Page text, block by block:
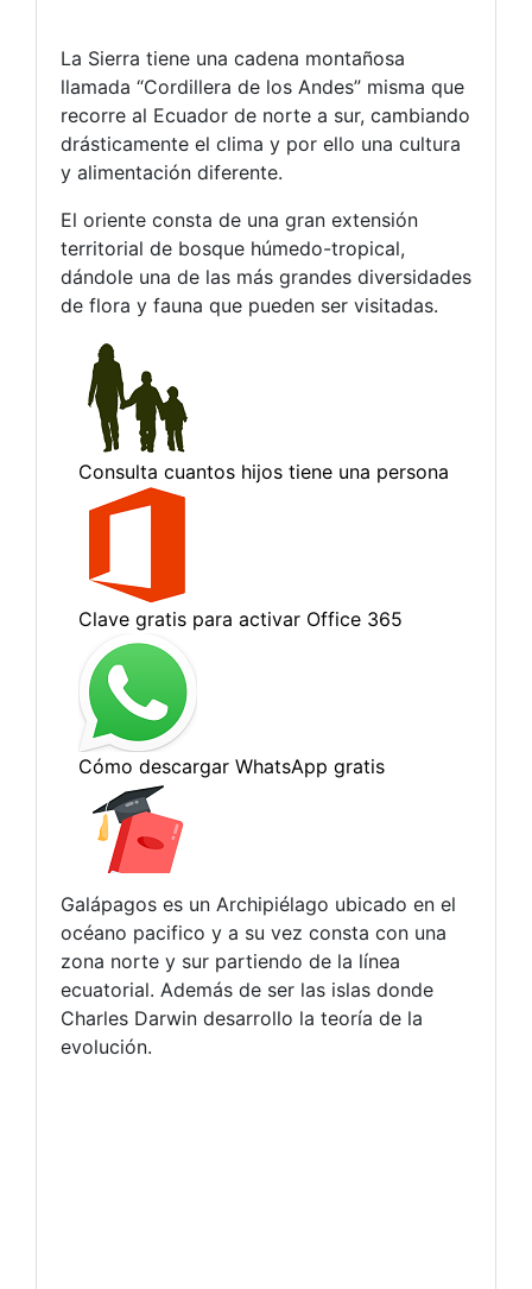
La Sierra tiene una cadena montañosa
llamada “Cordillera de los Andes” misma que
recorre al Ecuador de norte a sur, cambiando
drásticamente el clima y por ello una cultura
y alimentación diferente.
El oriente consta de una gran extensión
territorial de bosque húmedo-tropical,
dándole una de las más grandes diversidades
de flora y fauna que pueden ser visitadas.
Galápagos es un Archipiélago ubicado en el
océano pacifico y a su vez consta con una
zona norte y sur partiendo de la línea
ecuatorial. Además de ser las islas donde
Charles Darwin desarrollo la teoría de la
evolución.